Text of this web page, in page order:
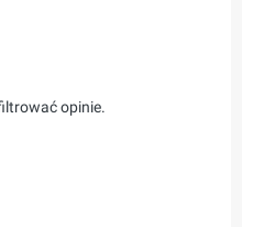
opinie.